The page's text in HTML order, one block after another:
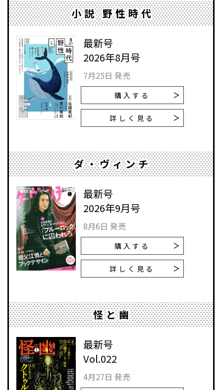
小説 野性時代
最新号
2026年8月号
7月25日 発売
購入する
詳しく見る
ダ・ヴィンチ
最新号
2026年9月号
8月6日 発売
購入する
詳しく見る
怪と幽
最新号
Vol.022
4月27日 発売